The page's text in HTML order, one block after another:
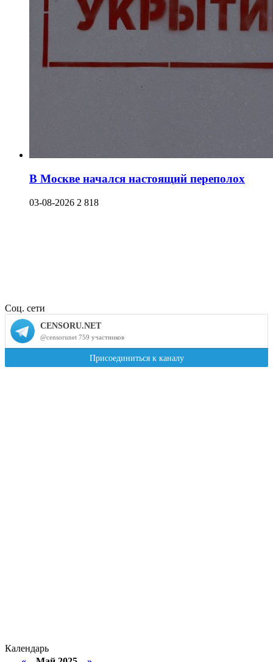
В Москве начался настоящий переполох
03-08-2026 2 818
Соц. сети
Календарь